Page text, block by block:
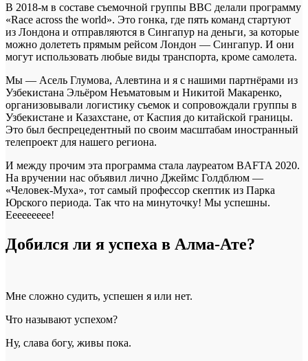
В 2018-м в составе съемочной группы BBC делали программу
«Race across the world». Это гонка, где пять команд стартуют
из Лондона и отправляются в Сингапур на деньги, за которые
можно долететь прямым рейсом Лондон — Сингапур. И они
могут использовать любые виды транспорта, кроме самолета.
Мы — Асель Глумова, Алевтина и я с нашими партнёрами из
Узбекистана Эльёром Неъматовым и Никитой Макаренко,
организовывали логистику съемок и сопровождали группы в
Узбекистане и Казахстане, от Каспия до китайской границы.
Это был беспрецедентный по своим масштабам иностранный
телепроект для нашего региона.
И между прочим эта программа стала лауреатом BAFTA 2020.
На вручении нас объявил лично Джеймс Голдблюм —
«Человек-Муха», тот самый профессор скептик из Парка
Юрского периода. Так что на минуточку! Мы успешны.
Еееееееее!
Добился ли я успеха в Алма-Ате?
Мне сложно судить, успешен я или нет.
Что называют успехом?
Ну, слава богу, живы пока.